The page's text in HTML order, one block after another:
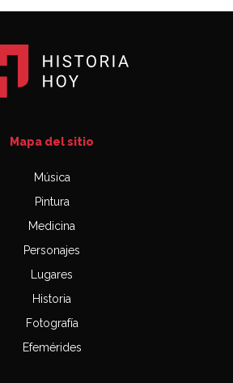
Mapa del sitio
Música
Pintura
Medicina
Personajes
Lugares
Historia
Fotografía
Efemérides